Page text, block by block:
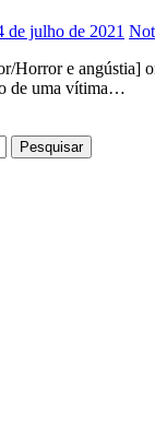
de julho de 2021
Horror e angústia]
de uma vítima…
Pesquisar